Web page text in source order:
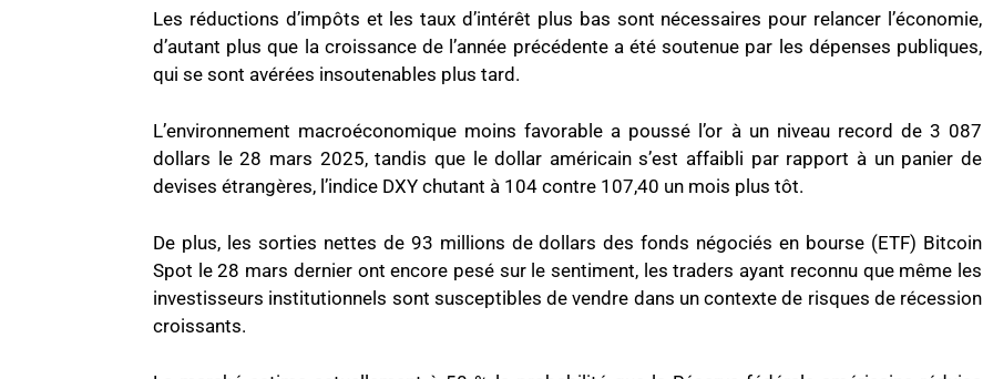
Les réductions d’impôts et les taux d’intérêt plus bas sont nécessaires pour relancer l’économie,
d’autant plus que la croissance de l’année précédente a été soutenue par les dépenses publiques,
qui se sont avérées insoutenables plus tard.
L’environnement macroéconomique moins favorable a poussé l’or à un niveau record de 3 087
dollars le 28 mars 2025, tandis que le dollar américain s’est affaibli par rapport à un panier de
devises étrangères, l’indice DXY chutant à 104 contre 107,40 un mois plus tôt.
De plus, les sorties nettes de 93 millions de dollars des fonds négociés en bourse (ETF) Bitcoin
Spot le 28 mars dernier ont encore pesé sur le sentiment, les traders ayant reconnu que même les
investisseurs institutionnels sont susceptibles de vendre dans un contexte de risques de récession
croissants.